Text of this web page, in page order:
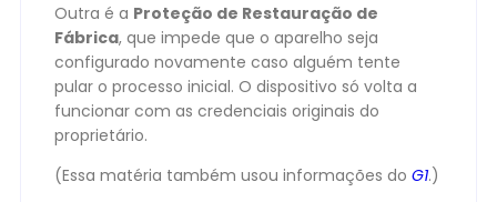
Outra é a Proteção de Restauração de
Fábrica, que impede que o aparelho seja
configurado novamente caso alguém tente
pular o processo inicial. O dispositivo só volta a
funcionar com as credenciais originais do
proprietário.
(Essa matéria também usou informações do G1.)